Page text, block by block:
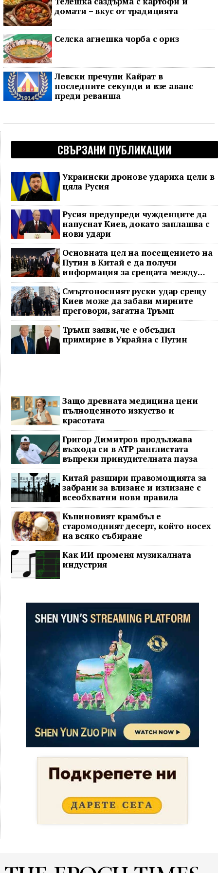
домати – вкус от традицията
Селска агнешка чорба с ориз
Левски пречупи Кайрат в
последните секунди и взе аванс
преди реванша
СВЪРЗАНИ ПУБЛИКАЦИИ
Украински дронове удариха цели в
цяла Русия
Русия предупреди чужденците да
напуснат Киев, докато заплашва с
нови удари
Основната цел на посещението на
Путин в Китай е да получи
информация за срещата между
Доналд Тръмп и Си Дзинпин
Смъртоносният руски удар срещу
Киев може да забави мирните
преговори, загатна Тръмп
Тръмп заяви, че е обсъдил
примирие в Украйна с Путин
Защо древната медицина цени
пълноценното изкуство и
красотата
Григор Димитров продължава
възхода си в ATP ранглистата
въпреки принудителната пауза
Китай разшири правомощията за
забрани за влизане и излизане с
всеобхватни нови правила
Къпиновият крамбъл е
старомодният десерт, който носех
на всяко събиране
Как ИИ променя музикалната
индустрия